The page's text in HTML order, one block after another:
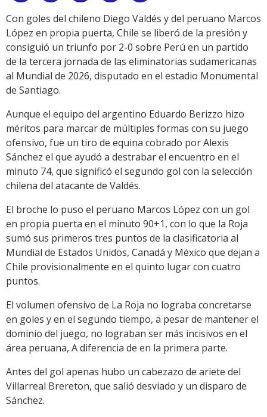
Link
Con goles del chileno Diego Valdés y del peruano Marcos
López en propia puerta, Chile se liberó de la presión y
consiguió un triunfo por 2-0 sobre Perú en un partido
de la tercera jornada de las eliminatorias sudamericanas
al Mundial de 2026, disputado en el estadio Monumental
de Santiago.
Aunque el equipo del argentino Eduardo Berizzo hizo
méritos para marcar de múltiples formas con su juego
ofensivo, fue un tiro de equina cobrado por Alexis
Sánchez el que ayudó a destrabar el encuentro en el
minuto 74, que significó el segundo gol con la selección
chilena del atacante de Valdés.
El broche lo puso el peruano Marcos López con un gol
en propia puerta en el minuto 90+1, con lo que la Roja
sumó sus primeros tres puntos de la clasificatoria al
Mundial de Estados Unidos, Canadá y México que dejan a
Chile provisionalmente en el quinto lugar con cuatro
puntos.
El volumen ofensivo de La Roja no lograba concretarse
en goles y en el segundo tiempo, a pesar de mantener el
dominio del juego, no lograban ser más incisivos en el
área peruana, A diferencia de en la primera parte.
Antes del gol apenas hubo un cabezazo de ariete del
Villarreal Brereton, que salió desviado y un disparo de
Sánchez.